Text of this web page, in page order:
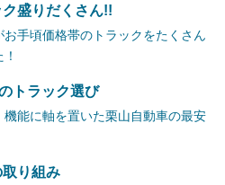
盛りだくさん!!
お手頃価格帯のトラックをたくさん
トラック選び
機能に軸を置いた栗山自動車の最安
り組み